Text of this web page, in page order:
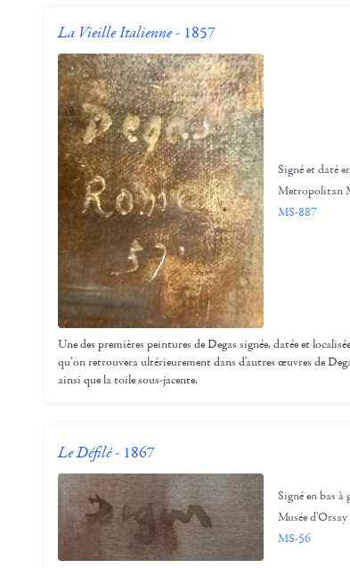
La Vieille Italienne- 1857
Signé et daté
Metropolitan
MS-887
Une des premières peintures de Degas signée, datée et
qu’on retrouvera ultérieurement dans d'autres œuvres de
ainsi que la toile sous-jacente.
Le Défilé- 1867
Signé en bas à
Musée
MS-56